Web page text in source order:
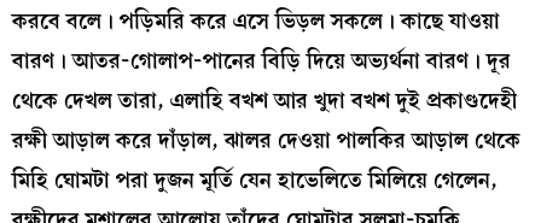
করবে বলে। পড়িমরি করে এসে ভিড়ল সকলে। কাছে যাওয়া
বারণ। আতর-গোলাপ-পানের বিড়ি দিয়ে অভ্যর্থনা বারণ। দূর
থেকে দেখল তারা, এলাহি বখশ আর খুদা বখশ দুই প্রকাণ্ডদেহী
রক্ষী আড়াল করে দাঁড়াল, ঝালর দেওয়া পালকির আড়াল থেকে
মিহি ঘোমটা পরা দুজন মূর্তি যেন হাভেলিতে মিলিয়ে গেলেন,